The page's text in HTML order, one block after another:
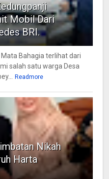
Mobil Dari
BRI.
Bahagia terlihat dari
salah satu warga Desa
Readmore
Nikah
Harta